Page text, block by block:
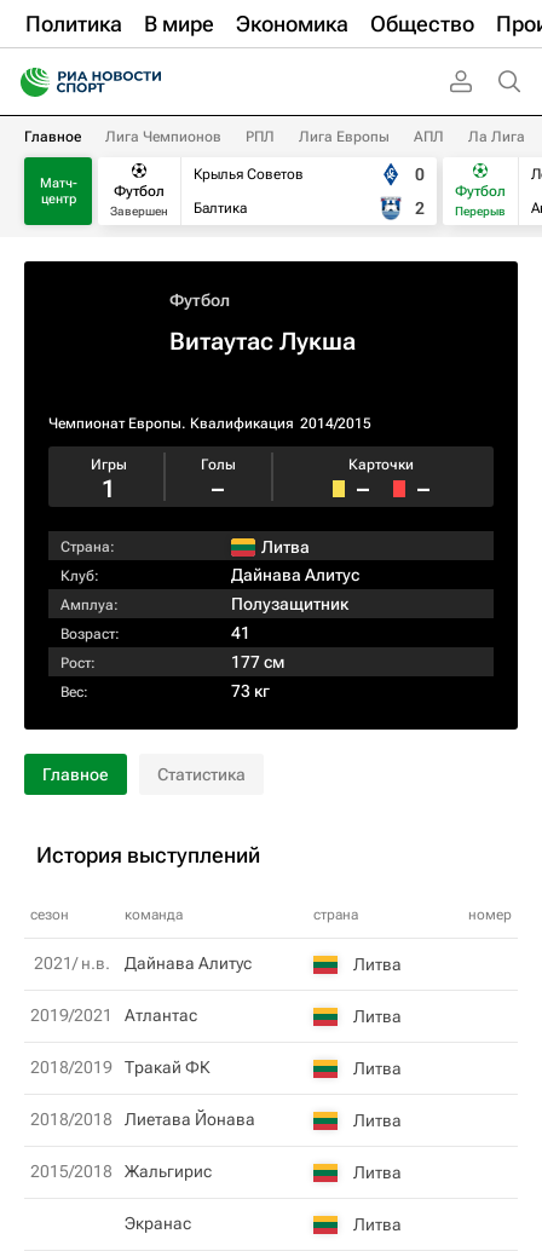
Политика В мире Экономика Общество
Главное Лига Чемпионов РПЛ Лига Европы АПЛ Ла Лига
Матч-
центр
Футбол
Завершен
Крылья Советов
Балтика
0
2
Футбол
Перерыв
Футбол
Витаутас Лукша
Чемпионат Европы. Квалификация​ 2014/2015
Игры
1
Голы
–
Карточки
– –
Страна: Литва
Клуб: Дайнава Алитус
Амплуа: Полузащитник
Возраст: 41
Рост: 177 см
Вес: 73 кг
Главное Статистика
История выступлений
сезон команда страна номер
2021/ н.в. Дайнава Алитус Литва
2019/2021 Атлантас Литва
2018/2019 Тракай ФК Литва
2018/2018 Лиетава Йонава Литва
2015/2018 Жальгирис Литва
Экранас Литва